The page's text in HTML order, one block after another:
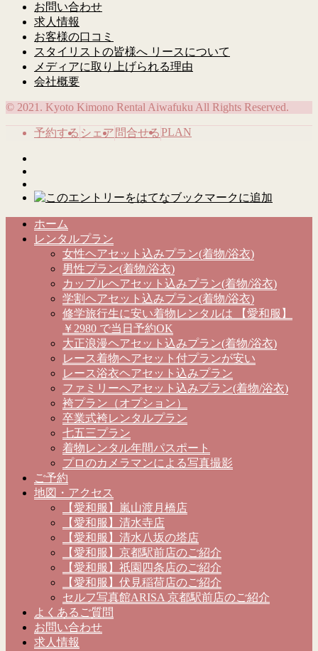
お問い合わせ
求人情報
お客様の口コミ
スタイリストの皆様へ リースについて
メディアに取り上げられる理由
会社概要
© 2021. Kyoto Kimono Rental Aiwafuku All Rights Reserved.
予約する シェア 問合せるPLAN
ホーム
レンタルプラン
女性ヘアセット込みプラン(着物/浴衣)
男性プラン(着物/浴衣)
カップルヘアセット込みプラン(着物/浴衣)
学割ヘアセット込みプラン(着物/浴衣)
修学旅行生に安い着物レンタルは 【愛和服】
￥2980 で当日予約OK
大正浪漫ヘアセット込みプラン(着物/浴衣)
レース着物ヘアセット付プランが安い
レース浴衣ヘアセット込みプラン
ファミリーヘアセット込みプラン(着物/浴衣)
袴プラン（オプション）
卒業式袴レンタルプラン
七五三プラン
着物レンタル年間パスポート
プロのカメラマンによる写真撮影
ご予約
地図・アクセス
【愛和服】嵐山渡月橋店
【愛和服】清水寺店
【愛和服】清水八坂の塔店
【愛和服】京都駅前店のご紹介
【愛和服】祇園四条店のご紹介
【愛和服】伏見稲荷店のご紹介
セルフ写真館ARISA 京都駅前店のご紹介
よくあるご質問
お問い合わせ
求人情報